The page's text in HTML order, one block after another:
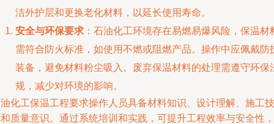
洁外护层和更换老化材料，以延长使用寿命。
安全与环保要求 ：石油化工环境存在易燃易爆风险，保温材
需符合防火标准，如使用不燃或阻燃产品。操作中应佩戴防
装备，避免材料粉尘吸入。废弃保温材料的处理需遵守环保
规，减少对环境的影响。
化工保温工程要求操作人员具备材料知识、设计理解、施工技
质量意识。通过系统培训和实践，可提升工程效率与安全性，